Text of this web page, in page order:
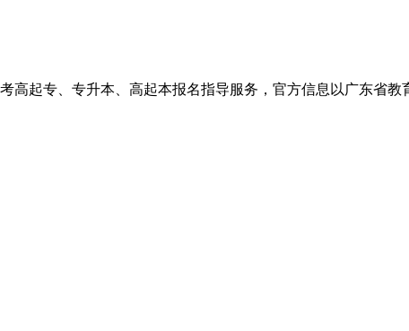
起专、专升本、高起本报名指导服务，官方信息以广东省教